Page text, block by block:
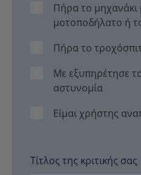
Πήρα το μηχανάκι
μοτοποδήλατο ή
Πήρα το
Με εξυπηρέτησε
αστυνομία
Είμαι χρήστης
Τίτλος της κριτικής σας